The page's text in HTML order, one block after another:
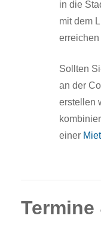
in die
mit dem
Sollten
an der
erstellen
einer
Termine